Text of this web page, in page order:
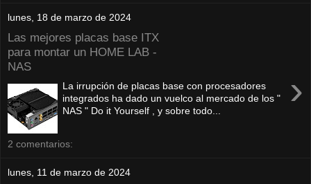
lunes, 18 de marzo de 2024
Las mejores placas base ITX
para montar un HOME LAB -
NAS
›
La irrupción de placas base con procesadores
integrados ha dado un vuelco al mercado de los "
NAS " Do it Yourself , y sobre todo...
2 comentarios:
lunes, 11 de marzo de 2024